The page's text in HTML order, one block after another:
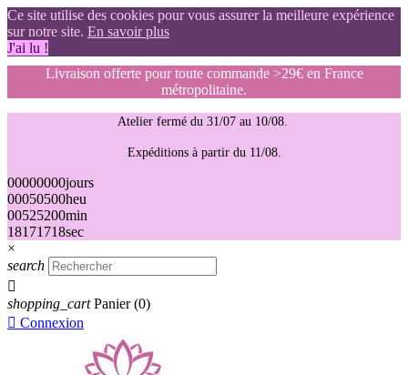
Ce site utilise des cookies pour vous assurer la meilleure expérience
sur notre site. En savoir plus
J'ai lu !
Livraison offerte pour toute commande >29€ en France
métropolitaine.
Atelier fermé du 31/07 au 10/08.
Expéditions à partir du 11/08.
00000000jours
00050500heu
00525200min
18171718sec
×
search

shopping_cart Panier (0)
 Connexion